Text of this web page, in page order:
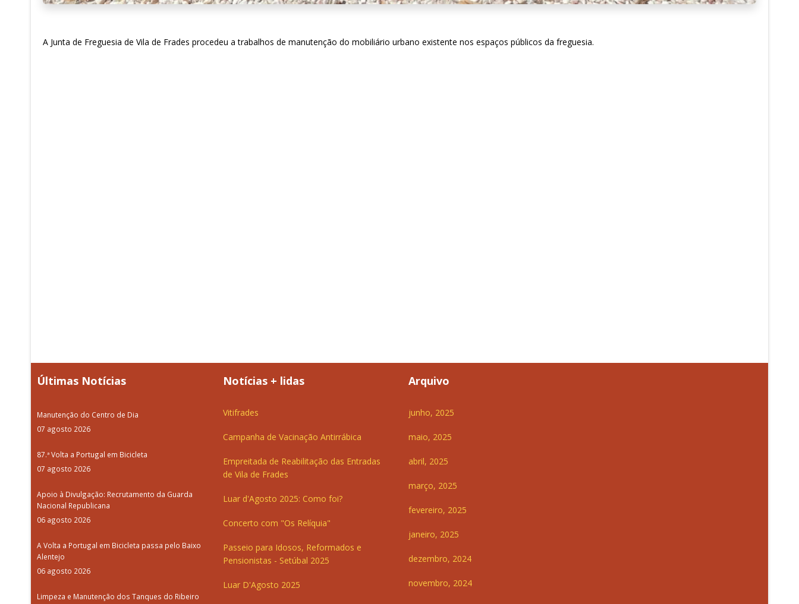
A Junta de Freguesia de Vila de Frades procedeu a trabalhos de manutenção do mobiliário urbano existente nos espaços públicos da freguesia.
Últimas Notícias
Manutenção do Centro de Dia
07 agosto 2026
87.ª Volta a Portugal em Bicicleta
07 agosto 2026
Apoio à Divulgação: Recrutamento da Guarda
Nacional Republicana
06 agosto 2026
A Volta a Portugal em Bicicleta passa pelo Baixo
Alentejo
06 agosto 2026
Limpeza e Manutenção dos Tanques do Ribeiro
Notícias + lidas
Vitifrades
Campanha de Vacinação Antirrábica
Empreitada de Reabilitação das Entradas
de Vila de Frades
Luar d'Agosto 2025: Como foi?
Concerto com "Os Relíquia"
Passeio para Idosos, Reformados e
Pensionistas - Setúbal 2025
Luar D'Agosto 2025
Arquivo
junho, 2025
maio, 2025
abril, 2025
março, 2025
fevereiro, 2025
janeiro, 2025
dezembro, 2024
novembro, 2024